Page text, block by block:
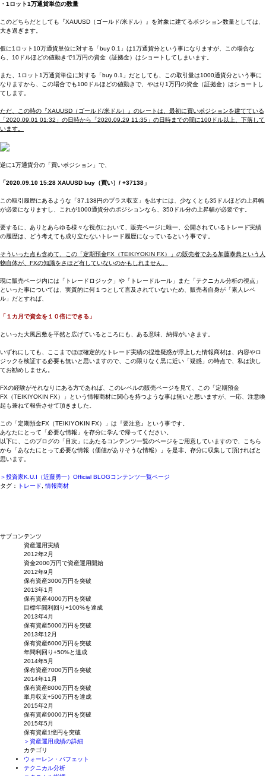
・1ロット1万通貨単位の数量
このどちらだとしても『XAUUSD（ゴールド/米ドル）』を対象に建てるポジション数量としては、
大き過ぎます。
仮に1ロット10万通貨単位に対する「buy 0.1」は1万通貨分という事になりますが、この場合な
ら、10ドルほどの値動きで1万円の資金（証拠金）はショートしてしまいます。
また、1ロット1万通貨単位に対する「buy 0.1」だとしても、この取引量は1000通貨分という事に
なりますから、この場合でも100ドルほどの値動きで、やはり1万円の資金（証拠金）はショートし
てします。
ただ、この時の『XAUUSD（ゴールド/米ドル）』のレートは、最初に買いポジションを建てている
「2020.09.01 01:32」の日時から「2020.09.29 11:35」の日時までの間に100ドル以上、下落して
います。
逆に1万通貨分の「買いポジション」で、
「2020.09.10 15:28 XAUUSD buy（買い）/ +37138」
この取引履歴にあるような「37,138円のプラス収支」を出すには、少なくとも35ドルほどの上昇幅
が必要になりますし、これが1000通貨分のポジションなら、350ドル分の上昇幅が必要です。
要するに、ありとあらゆる様々な視点において、販売ページに唯一、公開されているトレード実績
の履歴は、どう考えても成り立たないトレード履歴になっているという事です。
そういった点も含めて、この「定期預金FX（TEIKIYOKIN FX）」の販売者である加藤泰典という人
物自体が、FXの知識をさほど有していないのかもしれません。
現に販売ページ内には「トレードロジック」や「トレードルール」また「テクニカル分析の視点」
といった事については、実質的に何１つとして言及されていないため、販売者自身が「素人レベ
ル」だとすれば、
「１カ月で資金を１０倍にできる」
といった大風呂敷を平然と広げているところにも、ある意味、納得がいきます。
いずれにしても、ここまでほぼ確定的なトレード実績の捏造疑惑が浮上した情報商材は、内容やロ
ジックを検証する必要も無いと思いますので、この限りなく黒に近い「疑惑」の時点で、私は決し
てお勧めしません。
FXの経験がそれなりにある方であれば、このレベルの販売ページを見て、この「定期預金
FX（TEIKIYOKIN FX）」という情報商材に関心を持つような事は無いと思いますが、一応、注意喚
起も兼ねて報告させて頂きました。
この「定期預金FX（TEIKIYOKIN FX）」は『要注意』という事です。
あなたにとって「必要な情報」を存分に学んで帰ってください。
以下に、このブログの「目次」にあたるコンテンツ一覧のページをご用意していますので、こちら
から「あなたにとって必要な情報（価値がありそうな情報）」を是非、存分に収集して頂ければと
思います。
＞投資家K.U.I（近藤勇一）Official BLOGコンテンツ一覧ページ
タグ：
トレード 情報商材
サブコンテンツ
資産運用実績
2012年2月
資金2000万円で資産運用開始
2012年9月
保有資産3000万円を突破
2013年1月
保有資産4000万円を突破
目標年間利回り+100%を達成
2013年4月
保有資産5000万円を突破
2013年12月
保有資産6000万円を突破
年間利回り+50%と達成
2014年5月
保有資産7000万円を突破
2014年11月
保有資産8000万円を突破
単月収支+500万円を達成
2015年2月
保有資産9000万円を突破
2015年5月
保有資産1憶円を突破
＞資産運用成績の詳細
カテゴリ
ウォーレン・バフェット
テクニカル分析